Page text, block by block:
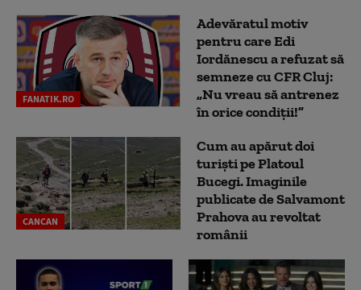
FANATIK.RO
Adevăratul motiv
pentru care Edi
Iordănescu a refuzat să
semneze cu CFR Cluj:
„Nu vreau să antrenez
în orice condiții!”
CANCAN
Cum au apărut doi
turiști pe Platoul
Bucegi. Imaginile
publicate de Salvamont
Prahova au revoltat
românii